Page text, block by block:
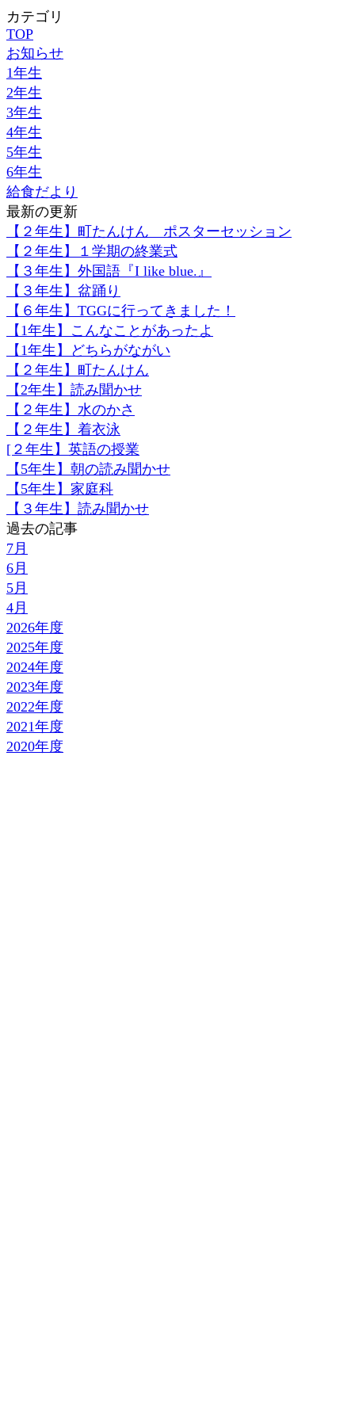
カテゴリ
TOP
お知らせ
1年生
2年生
3年生
4年生
5年生
6年生
給食だより
最新の更新
【２年生】町たんけん ポスターセッション
【２年生】１学期の終業式
【３年生】外国語『I like blue.』
【３年生】盆踊り
【６年生】TGGに行ってきました！
【1年生】こんなことがあったよ
【1年生】どちらがながい
【２年生】町たんけん
【2年生】読み聞かせ
【２年生】水のかさ
【２年生】着衣泳
[２年生】英語の授業
【5年生】朝の読み聞かせ
【5年生】家庭科
【３年生】読み聞かせ
過去の記事
7月
6月
5月
4月
2026年度
2025年度
2024年度
2023年度
2022年度
2021年度
2020年度